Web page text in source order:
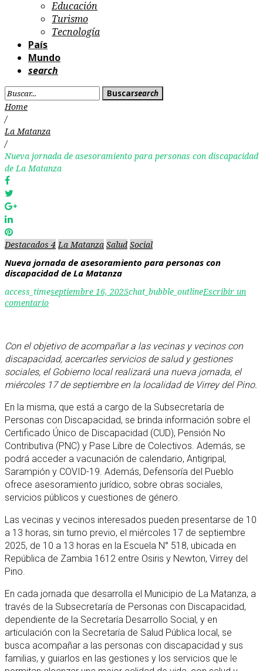
Educación
Turismo
Tecnología
País
Mundo
search
Search
for:
Buscarsearch
Home
/
La Matanza
/
Nueva jornada de asesoramiento para personas con discapacidad
de La Matanza
Facebook
Google+
LinkedIn
Pinterest
Destacados 4 La Matanza Salud Social
Nueva jornada de asesoramiento para personas con
discapacidad de La Matanza
access_timeseptiembre 16, 2025chat_bubble_outlineEscribir un
comentario
Con el objetivo de acompañar a las vecinas y vecinos con
discapacidad, acercarles servicios de salud y gestiones
sociales, el Gobierno local realizará una nueva jornada, el
miércoles 17 de septiembre en la localidad de Virrey del Pino.
En la misma, que está a cargo de la Subsecretaría de
Personas con Discapacidad, se brinda información sobre el
Certificado Único de Discapacidad (CUD), Pensión No
Contributiva (PNC) y Pase Libre de Colectivos. Además, se
podrá acceder a vacunación de calendario, Antigripal,
Sarampión y COVID-19. Además, Defensoría del Pueblo
ofrece asesoramiento jurídico, sobre obras sociales,
servicios públicos y cuestiones de género.
Las vecinas y vecinos interesados pueden presentarse de 10
a 13 horas, sin turno previo, el miércoles 17 de septiembre
2025, de 10 a 13 horas en la Escuela N° 518, ubicada en
República de Zambia 1612 entre Osiris y Newton, Virrey del
Pino.
En cada jornada que desarrolla el Municipio de La Matanza, a
través de la Subsecretaría de Personas con Discapacidad,
dependiente de la Secretaría Desarrollo Social, y en
articulación con la Secretaría de Salud Pública local, se
busca acompañar a las personas con discapacidad y sus
familias, y guiarlos en las gestiones y los servicios que le